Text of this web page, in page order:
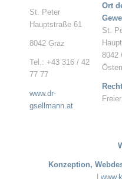
St. Peter
Hauptstraße 61
8042 Graz
Tel.: +43 316 / 42
77 77
www.dr-
gsellmann.at
Ort
St.
8042
Konzeption,